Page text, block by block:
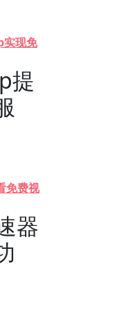
实现免
提
免费视
器